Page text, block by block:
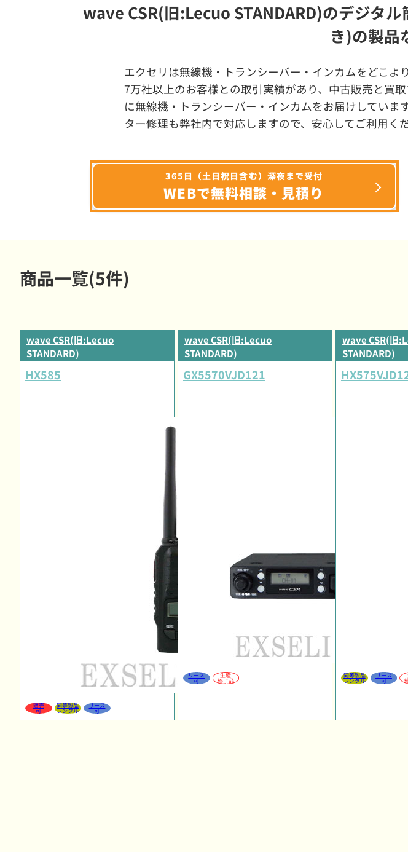
wave CSR(旧:Lecuo STANDARD)のデジタ
き)の製品
エクセリは無線機・トランシーバー・インカムをどこ
7万社以上のお客様との取引実績があり、中古販売と買
に無線機・トランシーバー・インカムをお届けしてい
ター修理も弊社内で対応しますので、安心してご利用くだ
365日（土日祝日含む）深夜まで受付
WEBで無料相談・見積り
商品一覧(5件)
wave CSR(旧:Lecuo
STANDARD)
HX585
販売
可
同等製品
レンタル
リース
可
wave CSR(旧:Lecuo
STANDARD)
GX5570VJD121
リース
可
生産
終了品
wave CSR(旧
STANDARD)
同等製品
レンタル
リース
可